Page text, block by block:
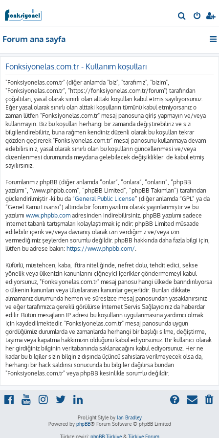
r
Forum ana sayfa
Fonksiyonelas.com.tr - Kullanım koşulları
"Fonksiyonelas.com.tr" (diğer anlamda "biz", "tarafımız", "bizim",
"Fonksiyonelas.com.tr", "https://fonksiyonelas.com.tr/forum") tarafından
çoğaltılan, yasal olarak sınırlı olan alttaki koşulları kabul etmiş sayılıyorsunuz.
Eğer yasal olarak sınırlı olan alttaki koşulların tümünü kabul etmiyorsanız o
zaman lütfen "Fonksiyonelas.com.tr" mesaj panosuna giriş yapmayın ve/veya
kullanmayın. Biz bu koşulları herhangi bir zamanda değiştirebiliriz ve sizi
bilgilendirebiliriz, buna rağmen kendiniz düzenli olarak bu koşulları tekrar
gözden geçirerek "Fonksiyonelas.com.tr" mesaj panosunu kullanmaya devam
edebilirsiniz, yasal olarak sınırlı olan bu koşulların güncellenmesi ve/veya
düzenlenmesi durumunda meydana gelebilecek değişiklikleri de kabul etmiş
sayılırsınız.
Forumlarımız phpBB (diğer anlamda “onlar”, “onlara”, “onların”, “phpBB
yazılımı”, “www.phpbb.com”, “phpBB Limited”, “phpBB Takımları”) tarafından
güçlendirilmiştir -ki bu da “General Public License” (diğer anlamda “GPL” ya da
“Genel Kamu Lisansı”) altında bir forum yazılımı olarak yayınlanmıştır ve bu
yazılımı www.phpbb.com adresinden indirebilirsiniz. phpBB yazılımı sadece
internet tabanlı tartışmaları kolaylaştırmak içindir; phpBB Limited müsaade
edilebilir içerik ve/veya davranış olarak izin verdiğimiz ve/veya izin
vermediğimiz şeylerden sorumlu değildir. phpBB hakkında daha fazla bilgi için,
lütfen bu adrese bakın: https://www.phpbb.com/.
Küfürlü, müstehcen, kaba, iftira niteliğinde, nefret dolu, tehdit edici, sekse
yönelik veya ülkenizin kanunlarını çiğneyici içerikler göndermemeyi kabul
ediyorsunuz, "Fonksiyonelas.com.tr" mesaj panosu hangi ülkede barındırılıyorsa
o ülkenin kanunları veya Uluslararası kanunlar geçerlidir. Bunları dikkate
almamanız durumunda hemen ve süresizce mesaj panosundan yasaklanırsınız
ve eğer tarafımızca gerekli görülürse İnternet Servis Sağlayıcınız da haberdar
edilir. Bütün mesajların IP adresi bu koşulların uygulanmasına yardımcı olmak
için kaydedilmektedir. "Fonksiyonelas.com.tr" mesaj panosunda uygun
gördüğümüz durumlarda ve zamanlarda herhangi bir başlığı silme, değiştirme,
taşıma veya kapatma hakkımızın olduğunu kabul ediyorsunuz. Bir kullanıcı olarak
her girdiğiniz bilginin veritabanında saklanacağını kabul ediyorsunuz. Her ne
kadar bu bilgiler sizin bilginiz dışında üçüncü şahıslara verilmeyecek olsa da,
herhangi bir hack saldırısı sonucunda bu bilgiler dağılırsa bundan
"Fonksiyonelas.com.tr" veya phpBB kesinlikle sorumlu değildir.
ProLight Style by Ian Bradley
Powered by phpBB® Forum Software © phpBB Limited
Türkçe çeviri: phpBB Türkiye& Türkiye Forum